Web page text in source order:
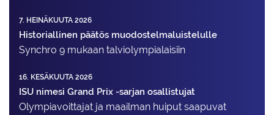
7. HEINÄKUUTA 2026
Historiallinen päätös muodostelmaluistelulle
Synchro 9 mukaan talviolympialaisiin
16. KESÄKUUTA 2026
ISU nimesi Grand Prix -sarjan osallistujat
Olympiavoittajat ja maailman huiput saapuvat